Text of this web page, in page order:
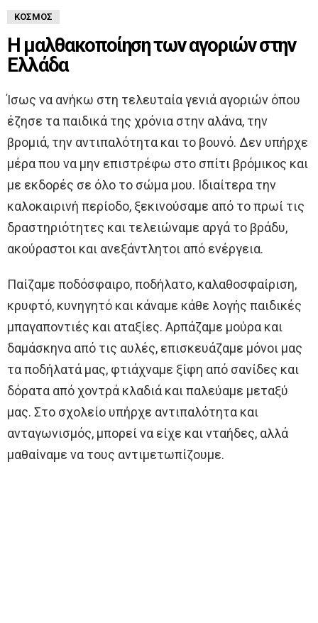
ΚΌΣΜΟΣ
Η μαλθακοποίηση των αγοριών στην
Ελλάδα
Ίσως να ανήκω στη τελευταία γενιά αγοριών όπου
έζησε τα παιδικά της χρόνια στην αλάνα, την
βρομιά, την αντιπαλότητα και το βουνό. Δεν υπήρχε
μέρα που να μην επιστρέφω στο σπίτι βρόμικος και
με εκδορές σε όλο το σώμα μου. Ιδιαίτερα την
καλοκαιρινή περίοδο, ξεκινούσαμε από το πρωί τις
δραστηριότητες και τελειώναμε αργά το βράδυ,
ακούραστοι και ανεξάντλητοι από ενέργεια.
Παίζαμε ποδόσφαιρο, ποδήλατο, καλαθοσφαίριση,
κρυφτό, κυνηγητό και κάναμε κάθε λογής παιδικές
μπαγαποντιές και αταξίες. Αρπάζαμε μούρα και
δαμάσκηνα από τις αυλές, επισκευάζαμε μόνοι μας
τα ποδήλατά μας, φτιάχναμε ξίφη από σανίδες και
δόρατα από χοντρά κλαδιά και παλεύαμε μεταξύ
μας. Στο σχολείο υπήρχε αντιπαλότητα και
ανταγωνισμός, μπορεί να είχε και νταήδες, αλλά
μαθαίναμε να τους αντιμετωπίζουμε.